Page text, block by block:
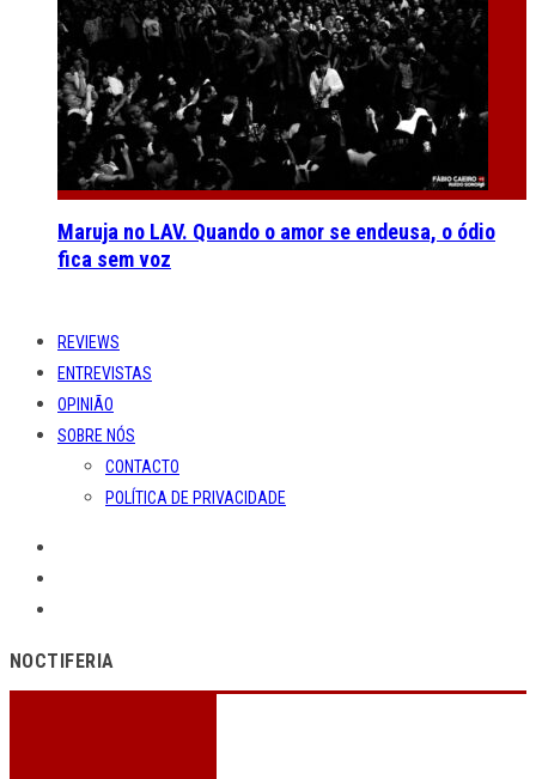
Maruja no LAV. Quando o amor se endeusa, o ódio
fica sem voz
REVIEWS
ENTREVISTAS
OPINIÃO
SOBRE NÓS
CONTACTO
POLÍTICA DE PRIVACIDADE
NOCTIFERIA